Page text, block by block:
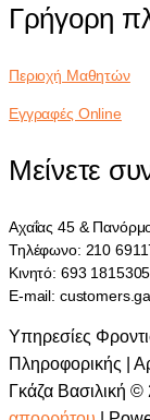
Γρήγορη
Περιοχή Μαθητών
Εγγραφές Online
Μείνετε
Αχαΐας 45 &
Τηλέφωνο: 210
Κινητό: 693 1815305
E-mail:
Υπηρεσίες
Πληροφορικής |
Γκάζα Βασιλική